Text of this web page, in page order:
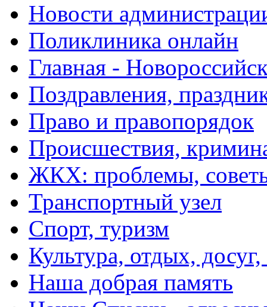
Новости
Поликлиника онлайн
Главная -
Поздравления,
Право и правопорядок
Происшествия,
ЖКХ: проблемы,
Транспортный узел
Спорт, туризм
Культура, отдых,
Наша добрая память